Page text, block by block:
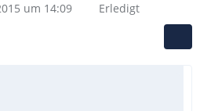
um 14:09 Erledigt